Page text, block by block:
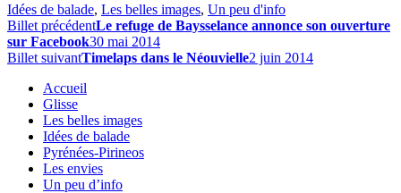
Idées de balade, Les belles images, Un peu d'info
Billet précédentLe refuge de Baysselance annonce son ouverture
sur Facebook30 mai 2014
Billet suivantTimelaps dans le Néouvielle2 juin 2014
Accueil
Glisse
Les belles images
Idées de balade
Pyrénées-Pirineos
Les envies
Un peu d’info